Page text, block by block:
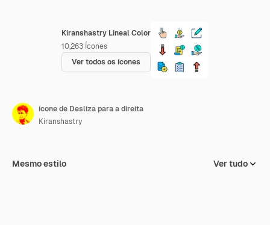
Kiranshastry Lineal Color
10,263 Ícones
Ver todos os ícones
ícone de Desliza para a direita
Kiranshastry
Mesmo estilo Ver tudo